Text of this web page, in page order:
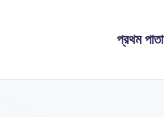
প্রথম পাতা